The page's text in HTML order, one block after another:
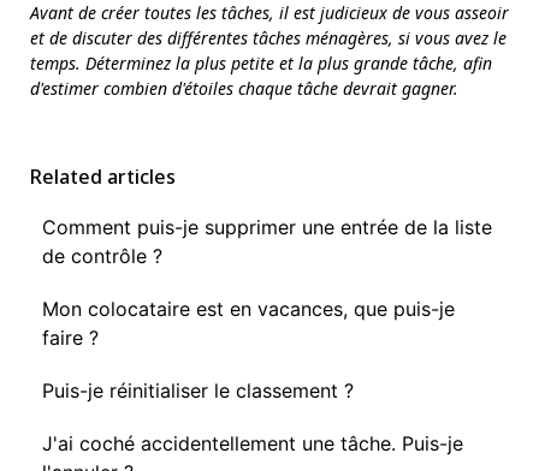
Avant de créer toutes les tâches, il est judicieux de vous asseoir
et de discuter des différentes tâches ménagères, si vous avez le
temps. Déterminez la plus petite et la plus grande tâche, afin
d'estimer combien d'étoiles chaque tâche devrait gagner.
Related articles
Comment puis-je supprimer une entrée de la liste
de contrôle ?
Mon colocataire est en vacances, que puis-je
faire ?
Puis-je réinitialiser le classement ?
J'ai coché accidentellement une tâche. Puis-je